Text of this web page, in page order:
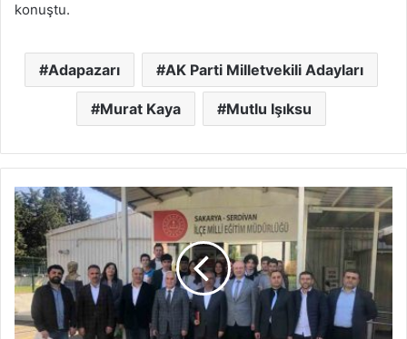
konuştu.
Adapazarı AK Parti Milletvekili Adayları
Murat Kaya Mutlu Işıksu
Serdivan'da
NEHİR
Projesi
Kapsamında
yapılan
Sınavlarda
Başarılı
olan